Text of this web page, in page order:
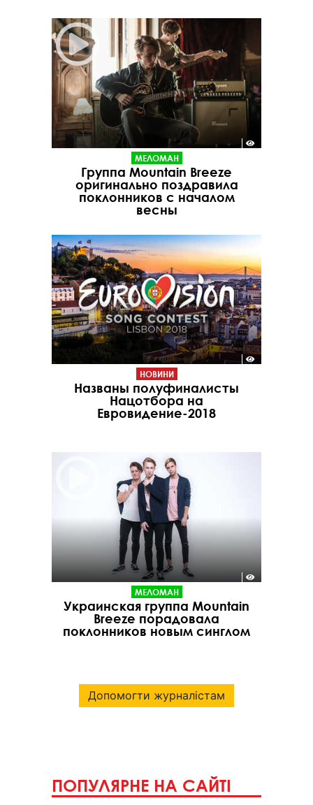
МЕЛОМАН
Группа Mountain Breeze
оригинально поздравила
поклонников с началом
весны
НОВИНИ
Названы полуфиналисты
Нацотбора на
Евровидение-2018
МЕЛОМАН
Украинская группа Mountain
Breeze порадовала
поклонников новым синглом
Допомогти журналістам
ПОПУЛЯРНЕ НА САЙТІ